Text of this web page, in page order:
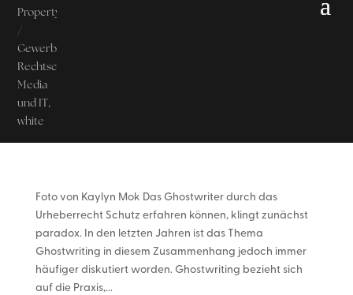
Foto von Kaylyn Mok Das Ghostwriter durch das
Urheberrecht Schutz erfahren können, klingt zunächst
paradox. In den letzten Jahren ist das Thema
Ghostwriting in diesem Zusammenhang jedoch immer
häufiger diskutiert worden. Ghostwriting bezieht sich
auf die Praxis,...